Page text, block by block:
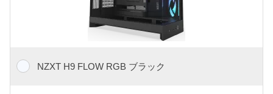
NZXT H9 FLOW RGB ブラック